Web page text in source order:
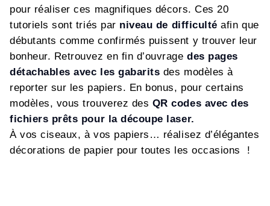
pour réaliser ces magnifiques décors. Ces 20
tutoriels sont triés par niveau de difficulté afin que
débutants comme confirmés puissent y trouver leur
bonheur. Retrouvez en fin d’ouvragedes pages
détachables avec les gabarits des modèles à
reporter sur les papiers. En bonus, pour certains
modèles, vous trouverez des QR codes avec des
fichiers prêts pour la découpe laser.
À vos ciseaux, à vos papiers… réalisez d’élégantes
décorations de papier pour toutes les occasions !